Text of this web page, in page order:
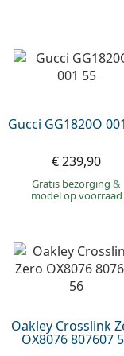
Gucci GG1820O
€ 239,90
Gratis bezorging&
model op voorraad
Oakley Crosslink
OX8076 807607